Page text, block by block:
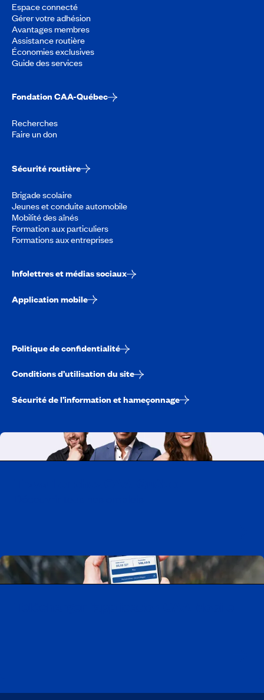
Espace connecté
Gérer votre adhésion
Avantages membres
Assistance routière
Économies exclusives
Guide des services
Fondation CAA-Québec
Recherches
Faire un don
Sécurité routière
Brigade scolaire
Jeunes et conduite automobile
Mobilité des aînés
Formation aux particuliers
Formations aux entreprises
Infolettres et médias sociaux
Application mobile
Politique de confidentialité
Conditions d’utilisation du site
Sécurité de l’information et hameçonnage